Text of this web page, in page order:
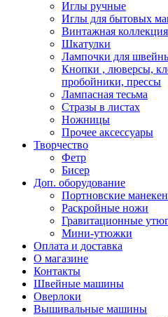
Иглы ручные
Иглы для бытовых
Винтажная коллекция
Шкатулки
Лампочки для
Кнопки , люверсы,
пробойники, прессы
Лампасная тесьма
Стразы в листах
Ножницы
Прочее аксессуары
Творчество
Фетр
Бисер
Доп. оборудование
Портновские
Раскройные ножи
Гравитационные
Мини-утюжки
Оплата и доставка
О магазине
Контакты
Швейные машины
Оверлоки
Вышивальные машины